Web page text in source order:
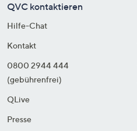
QVC kontaktieren
Hilfe-Chat
Kontakt
0800 2944 444
(gebührenfrei)
QLive
Presse